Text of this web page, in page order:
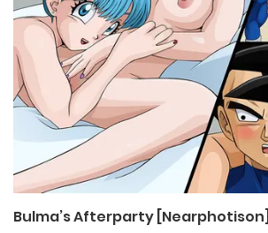
Bulma’s Afterparty [Nearphotison]